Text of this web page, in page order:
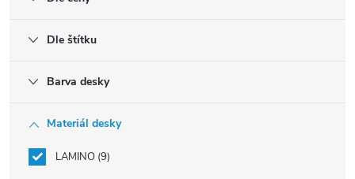
Dle štítku
Barva desky
Materiál desky
LAMINO 9